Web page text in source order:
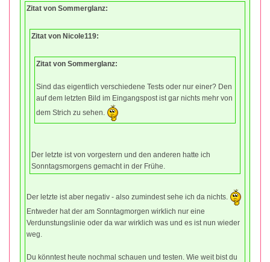
Zitat von Sommerglanz:
Zitat von Nicole119:
Zitat von Sommerglanz:
Sind das eigentlich verschiedene Tests oder nur einer? Den
auf dem letzten Bild im Eingangspost ist gar nichts mehr von
dem Strich zu sehen.
Der letzte ist von vorgestern und den anderen hatte ich
Sonntagsmorgens gemacht in der Frühe.
Der letzte ist aber negativ - also zumindest sehe ich da nichts.
Entweder hat der am Sonntagmorgen wirklich nur eine
Verdunstungslinie oder da war wirklich was und es ist nun wieder
weg.
Du könntest heute nochmal schauen und testen. Wie weit bist du